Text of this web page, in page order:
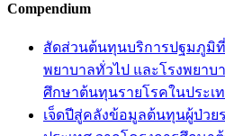
Compendium
สัดส่วนต้นทุนบริการปฐมภูมิ
พยาบาลทั่วไป และโรงพยา
ศึกษาต้นทุนรายโรคในประเ
เจ็ดปีสู่คลังข้อมูลต้นทุนผู้ป่ว